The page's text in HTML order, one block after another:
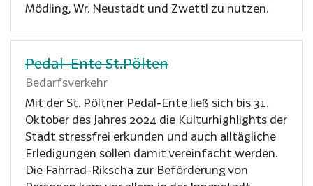
Mödling, Wr. Neustadt und Zwettl zu nutzen.
Pedal-Ente St.Pölten
Bedarfsverkehr
Mit der St. Pöltner Pedal-Ente ließ sich bis 31.
Oktober des Jahres 2024 die Kulturhighlights der
Stadt stressfrei erkunden und auch alltägliche
Erledigungen sollen damit vereinfacht werden.
Die Fahrrad-Rikscha zur Beförderung von